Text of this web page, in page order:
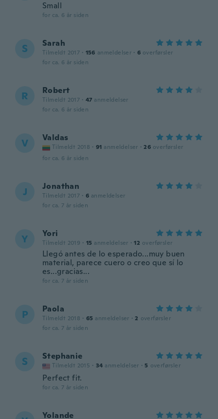
Small
for ca. 6 år siden
S Sarah
Tilmeldt 2017 · 156 anmeldelser · 6 overførsler
for ca. 6 år siden
R Robert
Tilmeldt 2017 · 47 anmeldelser
for ca. 6 år siden
V Valdas
Tilmeldt 2018 · 91 anmeldelser · 26 overførsler
for ca. 6 år siden
J Jonathan
Tilmeldt 2017 · 6 anmeldelser
for ca. 7 år siden
Y Yori
Tilmeldt 2019 · 15 anmeldelser · 12 overførsler
Llegó antes de lo esperado...muy buen
material, parece cuero o creo que sí lo
es...gracias...
for ca. 7 år siden
P Paola
Tilmeldt 2018 · 65 anmeldelser · 2 overførsler
for ca. 7 år siden
S Stephanie
Tilmeldt 2015 · 34 anmeldelser · 5 overførsler
Perfect fit.
for ca. 7 år siden
Yolande